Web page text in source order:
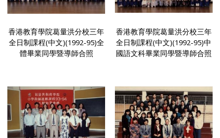
香港教育學院葛量洪分校三年
全日制課程(中文)(1992-95)全
體畢業同學暨導師合照
香港教育學院葛量洪分校三年
全日制課程(中文)(1992-95)中
國語文科畢業同學暨導師合照